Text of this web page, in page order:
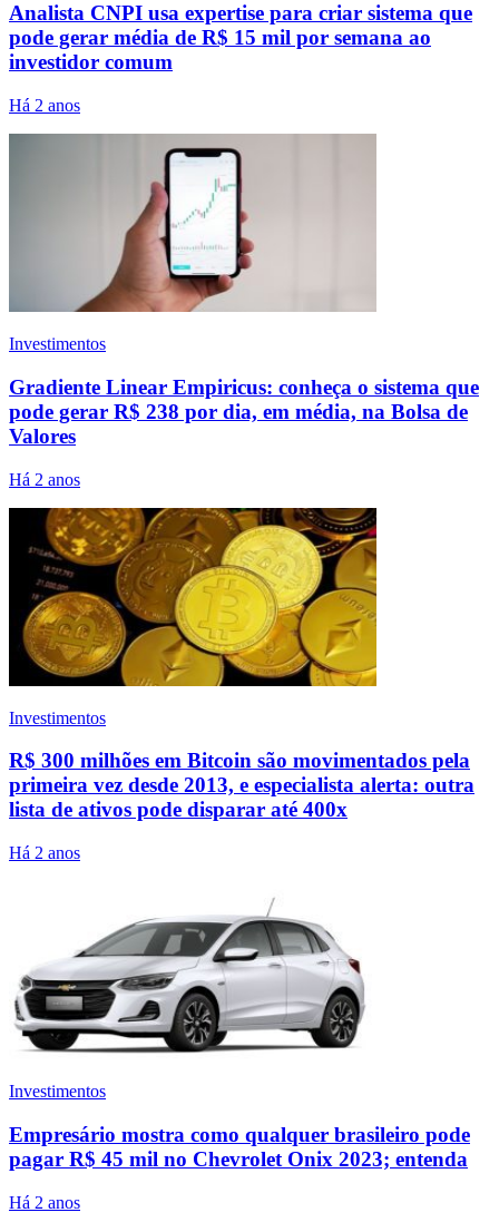
Analista CNPI usa expertise para criar sistema que
pode gerar média de R$ 15 mil por semana ao
investidor comum
Há 2 anos
Investimentos
Gradiente Linear Empiricus: conheça o sistema que
pode gerar R$ 238 por dia, em média, na Bolsa de
Valores
Há 2 anos
Investimentos
R$ 300 milhões em Bitcoin são movimentados pela
primeira vez desde 2013, e especialista alerta: outra
lista de ativos pode disparar até 400x
Há 2 anos
Investimentos
Empresário mostra como qualquer brasileiro pode
pagar R$ 45 mil no Chevrolet Onix 2023; entenda
Há 2 anos